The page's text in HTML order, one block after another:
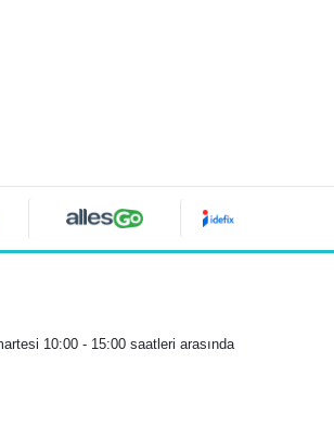
10:00 - 15:00 saatleri arasında